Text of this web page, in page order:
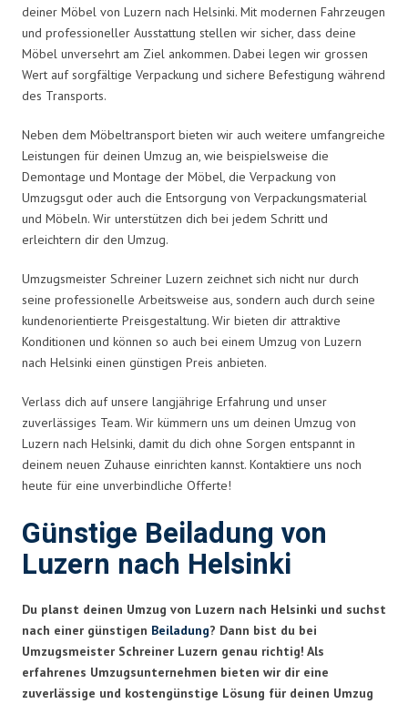
deiner Möbel von Luzern nach Helsinki. Mit modernen Fahrzeugen
und professioneller Ausstattung stellen wir sicher, dass deine
Möbel unversehrt am Ziel ankommen. Dabei legen wir grossen
Wert auf sorgfältige Verpackung und sichere Befestigung während
des Transports.
Neben dem Möbeltransport bieten wir auch weitere umfangreiche
Leistungen für deinen Umzug an, wie beispielsweise die
Demontage und Montage der Möbel, die Verpackung von
Umzugsgut oder auch die Entsorgung von Verpackungsmaterial
und Möbeln. Wir unterstützen dich bei jedem Schritt und
erleichtern dir den Umzug.
Umzugsmeister Schreiner Luzern zeichnet sich nicht nur durch
seine professionelle Arbeitsweise aus, sondern auch durch seine
kundenorientierte Preisgestaltung. Wir bieten dir attraktive
Konditionen und können so auch bei einem Umzug von Luzern
nach Helsinki einen günstigen Preis anbieten.
Verlass dich auf unsere langjährige Erfahrung und unser
zuverlässiges Team. Wir kümmern uns um deinen Umzug von
Luzern nach Helsinki, damit du dich ohne Sorgen entspannt in
deinem neuen Zuhause einrichten kannst. Kontaktiere uns noch
heute für eine unverbindliche Offerte!
Günstige Beiladung von
Luzern nach Helsinki
Du planst deinen Umzug von Luzern nach Helsinki und suchst
nach einer günstigen Beiladung? Dann bist du bei
Umzugsmeister Schreiner Luzern genau richtig! Als
erfahrenes Umzugsunternehmen bieten wir dir eine
zuverlässige und kostengünstige Lösung für deinen Umzug